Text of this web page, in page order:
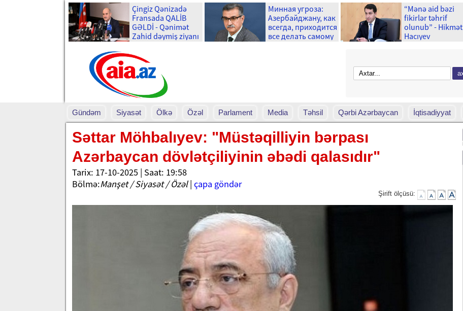
Çingiz Qənizadə
Fransada QALİB
GƏLDİ - Qənimət
Zahid dəymiş ziyanı
ÖDƏDİ
Минная угроза:
Азербайджану, как
всегда, приходится
все делать самому
“Mənə aid bəzi
fikirlər təhrif
olunub” - Hikmət
Hacıyev
Gündəm Siyasət Ölkə Özəl Parlament Media Təhsil Qərbi Azərbaycan İqtisadiyyat
Səttar Möhbalıyev: "Müstəqilliyin bərpası
Azərbaycan dövlətçiliyinin əbədi qalasıdır"
Tarix: 17-10-2025 | Saat: 19:58
Bölmə:Manşet / Siyasət / Özəl| çapa göndər
Şirift ölçüsü: